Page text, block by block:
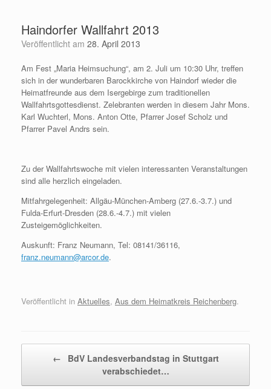
springenHaindorfer Wallfahrt 2013
Veröffentlicht am 28. April 2013
Am Fest „Maria Heimsuchung“, am 2. Juli um 10:30 Uhr, treffen
sich in der wunderbaren Barockkirche von Haindorf wieder die
Heimatfreunde aus dem Isergebirge zum traditionellen
Wallfahrtsgottesdienst. Zelebranten werden in diesem Jahr Mons.
Karl Wuchterl, Mons. Anton Otte, Pfarrer Josef Scholz und
Pfarrer Pavel Andrs sein.
Zu der Wallfahrtswoche mit vielen interessanten Veranstaltungen
sind alle herzlich eingeladen.
Mitfahrgelegenheit: Allgäu-München-Amberg (27.6.-3.7.) und
Fulda-Erfurt-Dresden (28.6.-4.7.) mit vielen
Zusteigemöglichkeiten.
Auskunft: Franz Neumann, Tel: 08141/36116,
franz.neumann@arcor.de.
Veröffentlicht in Aktuelles, Aus dem Heimatkreis Reichenberg.
←
BdV Landesverbandstag in Stuttgart
verabschiedet…